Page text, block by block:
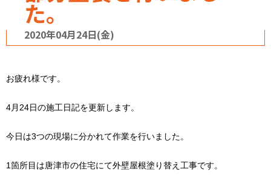
た。
2020年04月24日(金)
お疲れ様です。
4月24日の施工日記を更新します。
今日は3つの現場に分かれて作業を行いました。
1箇所目は唐津市の住宅にて外壁屋根塗り替え工事です。